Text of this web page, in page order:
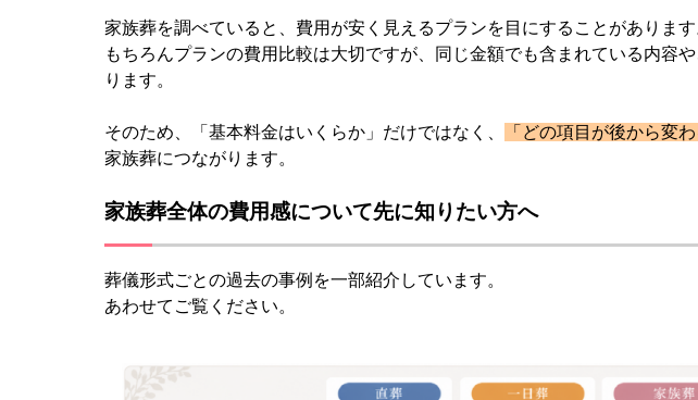
家族葬を調べていると、費用が安く見えるプランを目にすることがあります
もちろんプランの費用比較は大切ですが、同じ金額でも含まれている内容
ります。
そのため、「基本料金はいくらか」だけではなく、 「どの項目が後から変
家族葬につながります。
家族葬全体の費用感について先に知りたい方へ
葬儀形式ごとの過去の事例を一部紹介しています。
あわせてご覧ください。